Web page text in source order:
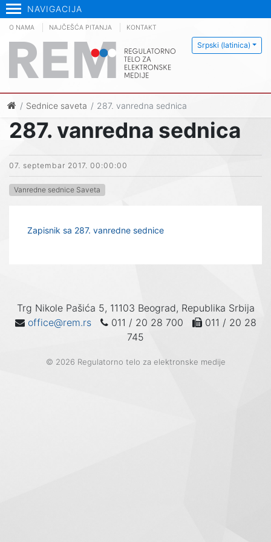
NAVIGACIJA
Srpski (latinica)
O NAMA NAJČEŠĆA PITANJA KONTAKT
Sednice saveta 287. vanredna sednica
287. vanredna sednica
07. septembar 2017. 00:00:00
Vanredne sednice Saveta
Zapisnik sa 287. vanredne sednice
Trg Nikole Pašića 5, 11103 Beograd, Republika Srbija
office@rem.rs
011 / 20 28 700
011 / 20 28
745
© 2026 Regulatorno telo za elektronske medije